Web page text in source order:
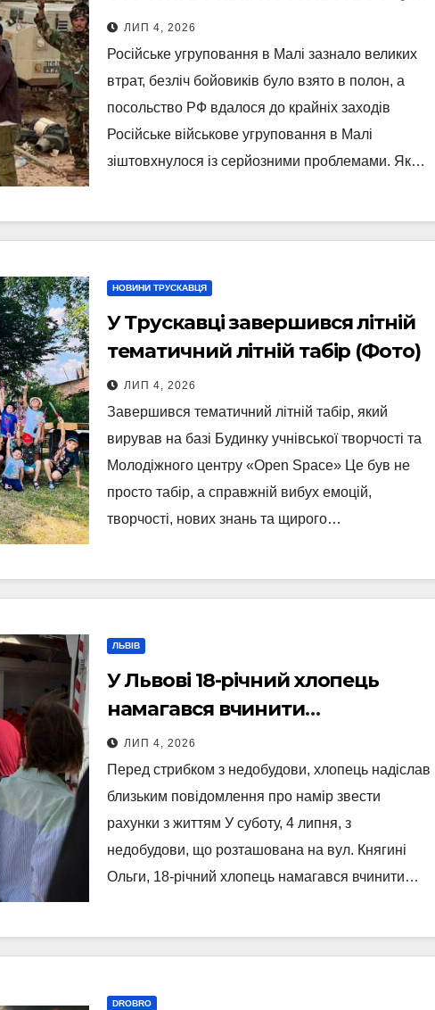
йде на крайні заходи
ЛИП 4, 2026
Російське угруповання в Малі зазнало великих
втрат, безліч бойовиків було взято в полон, а
посольство РФ вдалося до крайніх заходів
Російське військове угруповання в Малі
зіштовхнулося із серйозними проблемами. Як…
НОВИНИ ТРУСКАВЦЯ
У Трускавці завершився літній
тематичний літній табір (Фото)
ЛИП 4, 2026
Завершився тематичний літній табір, який
вирував на базі Будинку учнівської творчості та
Молодіжного центру «Open Space» Це був не
просто табір, а справжній вибух емоцій,
творчості, нових знань та щирого…
ЛЬВІВ
У Львові 18-річний хлопець
намагався вчинити
самогубство
ЛИП 4, 2026
Перед стрибком з недобудови, хлопець надіслав
близьким повідомлення про намір звести
рахунки з життям У суботу, 4 липня, з
недобудови, що розташована на вул. Княгині
Ольги, 18-річний хлопець намагався вчинити…
DROBRO